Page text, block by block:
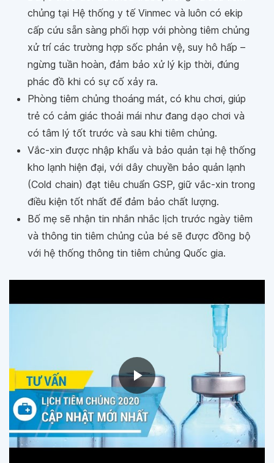
chủng tại Hệ thống y tế Vinmec và luôn có ekip
cấp cứu sẵn sàng phối hợp với phòng tiêm chủng
xử trí các trường hợp sốc phản vệ, suy hô hấp –
ngừng tuần hoàn, đảm bảo xử lý kịp thời, đúng
phác đồ khi có sự cố xảy ra.
Phòng tiêm chủng thoáng mát, có khu chơi, giúp
trẻ có cảm giác thoải mái như đang dạo chơi và
có tâm lý tốt trước và sau khi tiêm chủng.
Vắc-xin được nhập khẩu và bảo quản tại hệ thống
kho lạnh hiện đại, với dây chuyền bảo quản lạnh
(Cold chain) đạt tiêu chuẩn GSP, giữ vắc-xin trong
điều kiện tốt nhất để đảm bảo chất lượng.
Bố mẹ sẽ nhận tin nhắn nhắc lịch trước ngày tiêm
và thông tin tiêm chủng của bé sẽ được đồng bộ
với hệ thống thông tin tiêm chủng Quốc gia.